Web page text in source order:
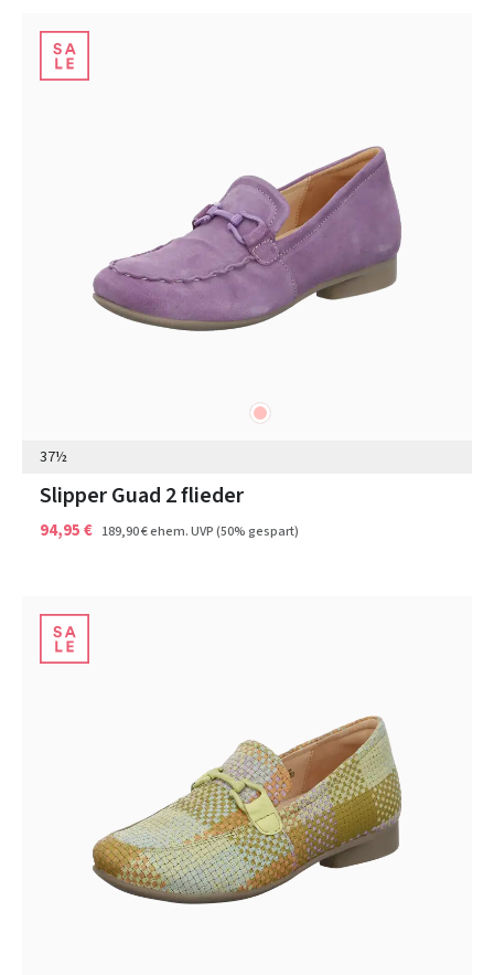
rosa
37½
Slipper Guad 2 flieder
94,95 € 189,90 €ehem. UVP(50% gespart)